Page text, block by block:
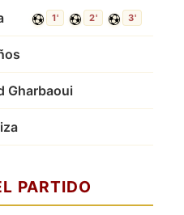
1' 2' 3'
Gharbaoui
PARTIDO